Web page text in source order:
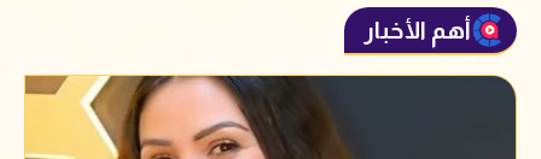
أهم الأخبار